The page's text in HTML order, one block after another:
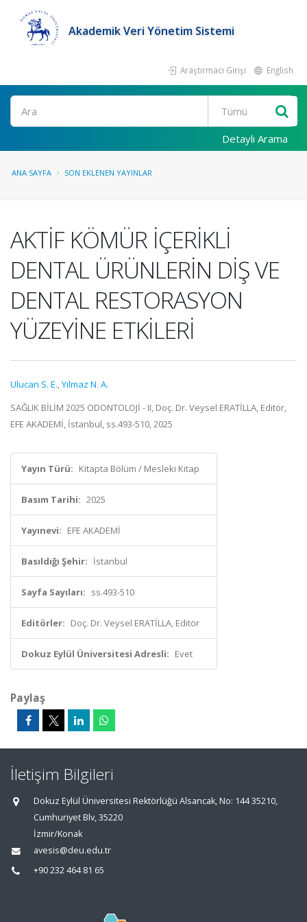
Akademik Veri Yönetim Sistemi
Araştırmacı Girişi English
Ara
Detaylı Arama
ANA SAYFA SON EKLENEN YAYINLAR
AKTİF KÖMÜR İÇERİKLİ
DENTAL ÜRÜNLERİN DİŞ VE
DENTAL RESTORASYON
YÜZEYİNE ETKİLERİ
Ulucan S. E.,Yılmaz N. A.
SAĞLIK BİLİM 2025 ODONTOLOJİ - II, Doç. Dr. Veysel ERATİLLA, Editör,
EFE AKADEMİ, İstanbul, ss.493-510, 2025
Yayın Türü: Kitapta Bölüm / Mesleki Kitap
Basım Tarihi: 2025
Yayınevi: EFE AKADEMİ
Basıldığı Şehir: İstanbul
Sayfa Sayıları: ss.493-510
Editörler: Doç. Dr. Veysel ERATİLLA, Editör
Dokuz Eylül Üniversitesi Adresli: Evet
Paylaş
İletişim Bilgileri
Dokuz Eylül Üniversitesi Rektörlüğü Alsancak, No: 144 35210,
Cumhuriyet Blv, 35220
İzmir/Konak
avesis@deu.edu.tr
+90 232 464 81 65